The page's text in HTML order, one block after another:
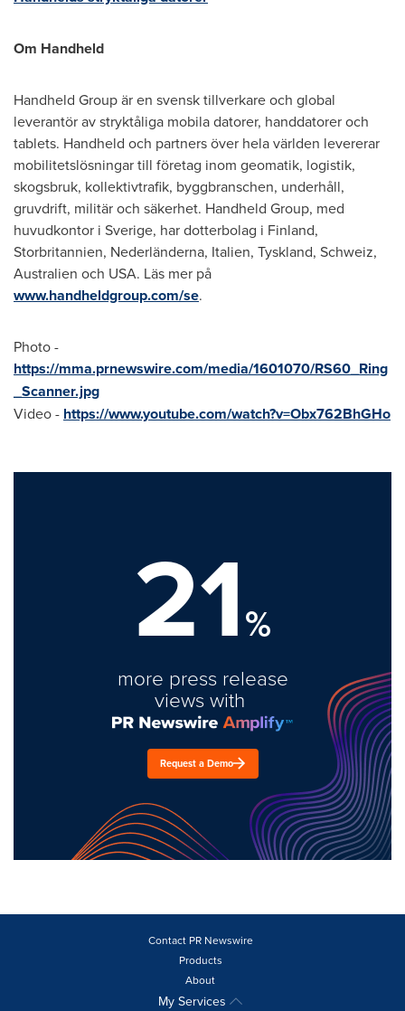
Om Handheld
Handheld Group är en svensk tillverkare och global
leverantör av stryktåliga mobila datorer, handdatorer och
tablets. Handheld och partners över hela världen levererar
mobilitetslösningar till företag inom geomatik, logistik,
skogsbruk, kollektivtrafik, byggbranschen, underhåll,
gruvdrift, militär och säkerhet. Handheld Group, med
huvudkontor i Sverige, har dotterbolag i Finland,
Storbritannien, Nederländerna, Italien, Tyskland, Schweiz,
Australien och USA. Läs mer på
www.handheldgroup.com/se.
Photo -
https://mma.prnewswire.com/media/1601070/RS60_Ring
_Scanner.jpg
Video - https://www.youtube.com/watch?v=Obx762BhGHo
21%
more press release
views with
Request a Demo
Contact PR Newswire
Products
About
My Services